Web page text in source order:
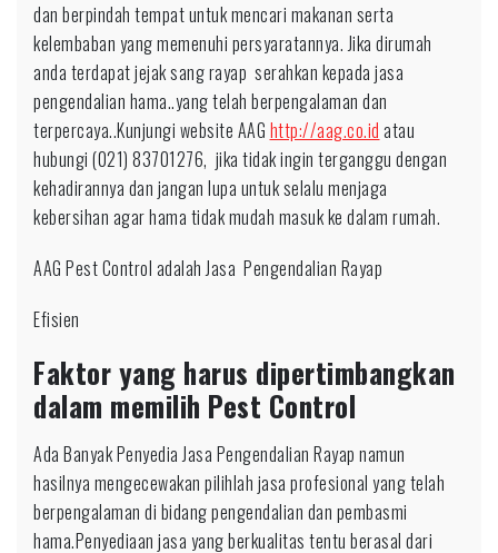
dan berpindah tempat untuk mencari makanan serta
kelembaban yang memenuhi persyaratannya. Jika dirumah
anda terdapat jejak sang rayap serahkan kepada jasa
pengendalian hama..yang telah berpengalaman dan
terpercaya..Kunjungi website AAG http://aag.co.id atau
hubungi (021) 83701276, jika tidak ingin terganggu dengan
kehadirannya dan jangan lupa untuk selalu menjaga
kebersihan agar hama tidak mudah masuk ke dalam rumah.
AAG Pest Control adalah Jasa Pengendalian Rayap
Efisien
Faktor yang harus dipertimbangkan
dalam memilih Pest Control
Ada Banyak Penyedia Jasa Pengendalian Rayap namun
hasilnya mengecewakan pilihlah jasa profesional yang telah
berpengalaman di bidang pengendalian dan pembasmi
hama.Penyediaan jasa yang berkualitas tentu berasal dari